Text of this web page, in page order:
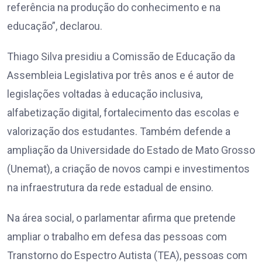
referência na produção do conhecimento e na
educação”, declarou.
Thiago Silva presidiu a Comissão de Educação da
Assembleia Legislativa por três anos e é autor de
legislações voltadas à educação inclusiva,
alfabetização digital, fortalecimento das escolas e
valorização dos estudantes. Também defende a
ampliação da Universidade do Estado de Mato Grosso
(Unemat), a criação de novos campi e investimentos
na infraestrutura da rede estadual de ensino.
Na área social, o parlamentar afirma que pretende
ampliar o trabalho em defesa das pessoas com
Transtorno do Espectro Autista (TEA), pessoas com